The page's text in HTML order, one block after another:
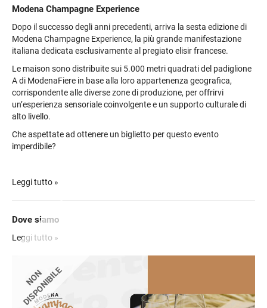
Modena Champagne Experience
Dopo il successo degli anni precedenti, arriva la sesta edizione di
Modena Champagne Experience, la più grande manifestazione
italiana dedicata esclusivamente al pregiato elisir francese.
Le maison sono distribuite sui 5.000 metri quadrati del padiglione
A di ModenaFiere in base alla loro appartenenza geografica,
corrispondente alle diverse zone di produzione, per offrirvi
un’esperienza sensoriale coinvolgente e un supporto culturale di
alto livello.
Che aspettate ad ottenere un biglietto per questo evento
imperdibile?
Leggi tutto »
Dove siamo
Indicazioni per raggiungere la location:
Leggi tutto »
NON
DISPONIBILE